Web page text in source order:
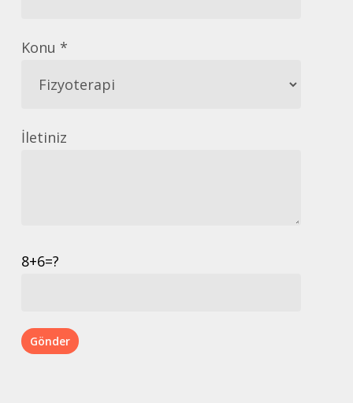
Konu *
İletiniz
8+6=?